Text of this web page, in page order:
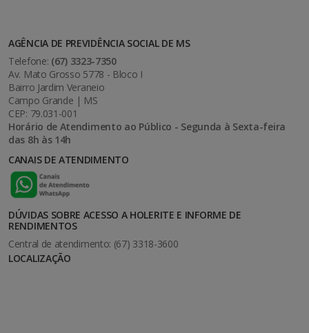
AGÊNCIA DE PREVIDÊNCIA SOCIAL DE MS
Telefone: (67) 3323-7350
Av. Mato Grosso 5778 - Bloco I
Bairro Jardim Veraneio
Campo Grande | MS
CEP: 79.031-001
Horário de Atendimento ao Público - Segunda à Sexta-feira
das 8h às 14h
CANAIS DE ATENDIMENTO
DÚVIDAS SOBRE ACESSO A HOLERITE E INFORME DE
RENDIMENTOS
Central de atendimento: (67) 3318-3600
LOCALIZAÇÃO